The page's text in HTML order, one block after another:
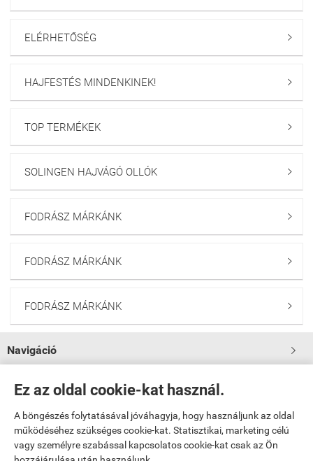
Ez az oldal cookie-kat használ.
A böngészés folytatásával jóváhagyja, hogy használjunk az oldal
működéséhez szükséges cookie-kat. Statisztikai, marketing célú
vagy személyre szabással kapcsolatos cookie-kat csak az Ön
ELÉRHETŐSÉG 
HAJFESTÉS MINDENKINEK! 
TOP TERMÉKEK 
SOLINGEN HAJVÁGÓ OLLÓK 
FODRÁSZ MÁRKÁNK 
FODRÁSZ MÁRKÁNK 
FODRÁSZ MÁRKÁNK 
Navigáció 
Saját fiók
Bemutatkozás